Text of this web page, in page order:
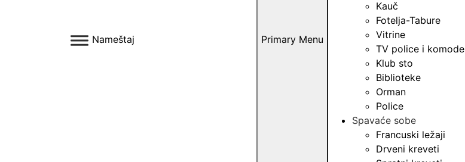
Nameštaj Primary Menu
Kauč
Fotelja-Tabure
Vitrine
TV police i komode
Klub sto
Biblioteke
Orman
Police
Spavaće sobe
Francuski ležaji
Drveni kreveti